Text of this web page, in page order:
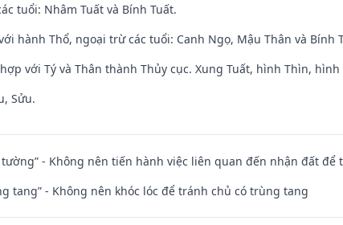
tuổi: Nhâm Tuất và Bính Tuất.
hành Thổ, ngoại trừ các tuổi: Canh Ngọ, Mậu Thân và Bính
với Tý và Thân thành Thủy cục. Xung Tuất, hình Thìn,
Sửu.
- Không nên tiến hành việc liên quan đến nhận đất
tang” - Không nên khóc lóc để tránh chủ có trùng tang